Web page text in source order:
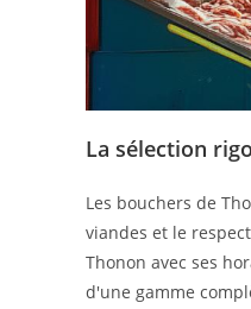
La sélection
Les bouchers de
viandes et le
Thonon avec ses
d'une gamme